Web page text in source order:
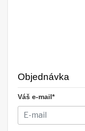
Objednávka
Váš e-mail*